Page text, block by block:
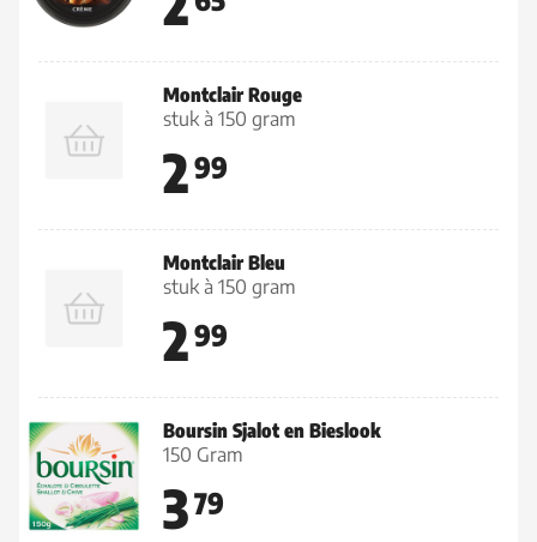
Montclair Rouge
stuk à 150 gram
299
Montclair Bleu
stuk à 150 gram
299
Boursin Sjalot en Bieslook
150 Gram
379